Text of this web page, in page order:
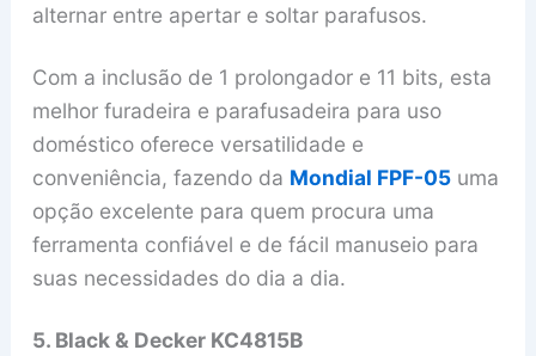
alternar entre apertar e soltar parafusos.
Com a inclusão de 1 prolongador e 11 bits, esta
melhor furadeira e parafusadeira para uso
doméstico oferece versatilidade e
conveniência, fazendo da Mondial FPF-05uma
opção excelente para quem procura uma
ferramenta confiável e de fácil manuseio para
suas necessidades do dia a dia.
5. Black & Decker KC4815B